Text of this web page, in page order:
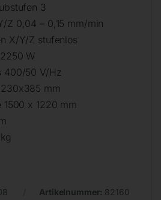
3
Z 0,04 – 0,15 mm/min
X/Y/Z stufenlos
W
400/50 V/Hz
mm
1500 x 1220 mm
Artikelnummer: 82160